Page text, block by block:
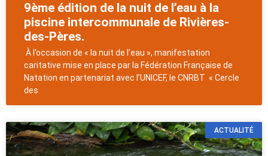
9ème édition de la nuit de l’eau à la
piscine intercommunale de Rivières-
des-Pères.
À l’occasion de « la nuit de l’eau », manifestation
caritative mise en place par la Fédération Française de
Natation en partenariat avec l’UNICEF, le CNRBT « Cercle
des
ACTUALITÉ